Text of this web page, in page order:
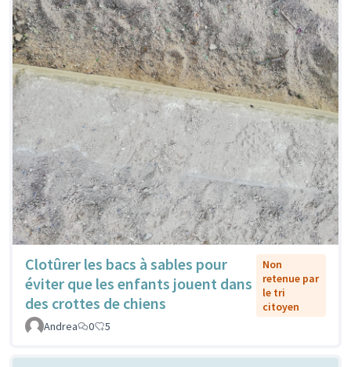
Clotûrer les bacs à sables pour
éviter que les enfants jouent dans
des crottes de chiens
Non
retenue par
le tri
citoyen
Andrea
0 5